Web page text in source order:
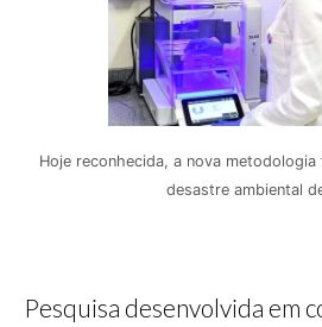
Hoje reconhecida, a nova
desastre ambiental
Pesquisa desenvolvida em